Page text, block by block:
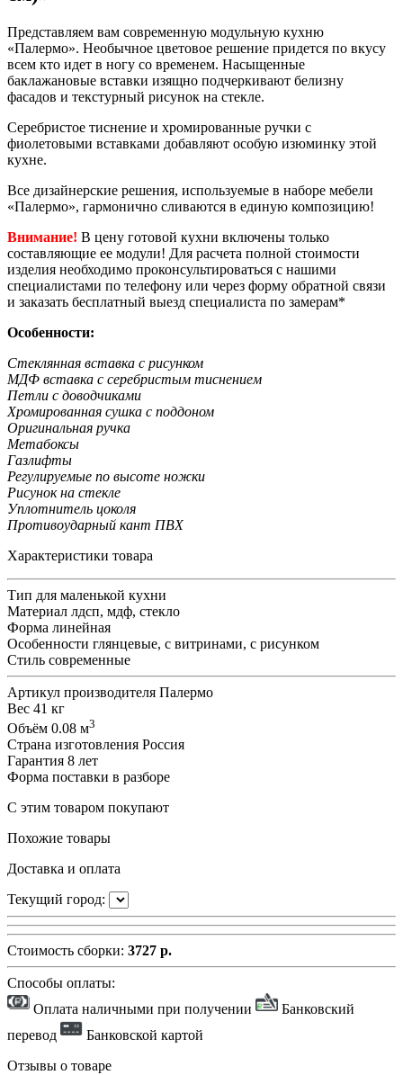
Представляем вам современную модульную кухню
«Палермо». Необычное цветовое решение придется по вкусу
всем кто идет в ногу со временем. Насыщенные
баклажановые вставки изящно подчеркивают белизну
фасадов и текстурный рисунок на стекле.
Серебристое тиснение и хромированные ручки с
фиолетовыми вставками добавляют особую изюминку этой
кухне.
Все дизайнерские решения, используемые в наборе мебели
«Палермо», гармонично сливаются в единую композицию!
Внимание! В цену готовой кухни включены только
составляющие ее модули! Для расчета полной стоимости
изделия необходимо проконсультироваться с нашими
специалистами по телефону или через форму обратной связи
и заказать бесплатный выезд специалиста по замерам*
Особенности:
Стеклянная вставка с рисунком
МДФ вставка с серебристым тиснением
Петли с доводчиками
Хромированная сушка с поддоном
Оригинальная ручка
Метабоксы
Газлифты
Регулируемые по высоте ножки
Рисунок на стекле
Уплотнитель цоколя
Противоударный кант ПВХ
Характеристики товара
Тип для маленькой кухни
Материал лдсп, мдф, стекло
Форма линейная
Особенности глянцевые, с витринами, с рисунком
Стиль современные
Артикул производителя Палермо
Вес 41 кг
Объём 0.08 м3
Страна изготовления Россия
Гарантия 8 лет
Форма поставки в разборе
С этим товаром покупают
Похожие товары
Доставка и оплата
Текущий город:
Стоимость сборки: 3727 р.
Способы оплаты:
Оплата наличными при получении
Банковский
перевод
Банковской картой
Отзывы о товаре